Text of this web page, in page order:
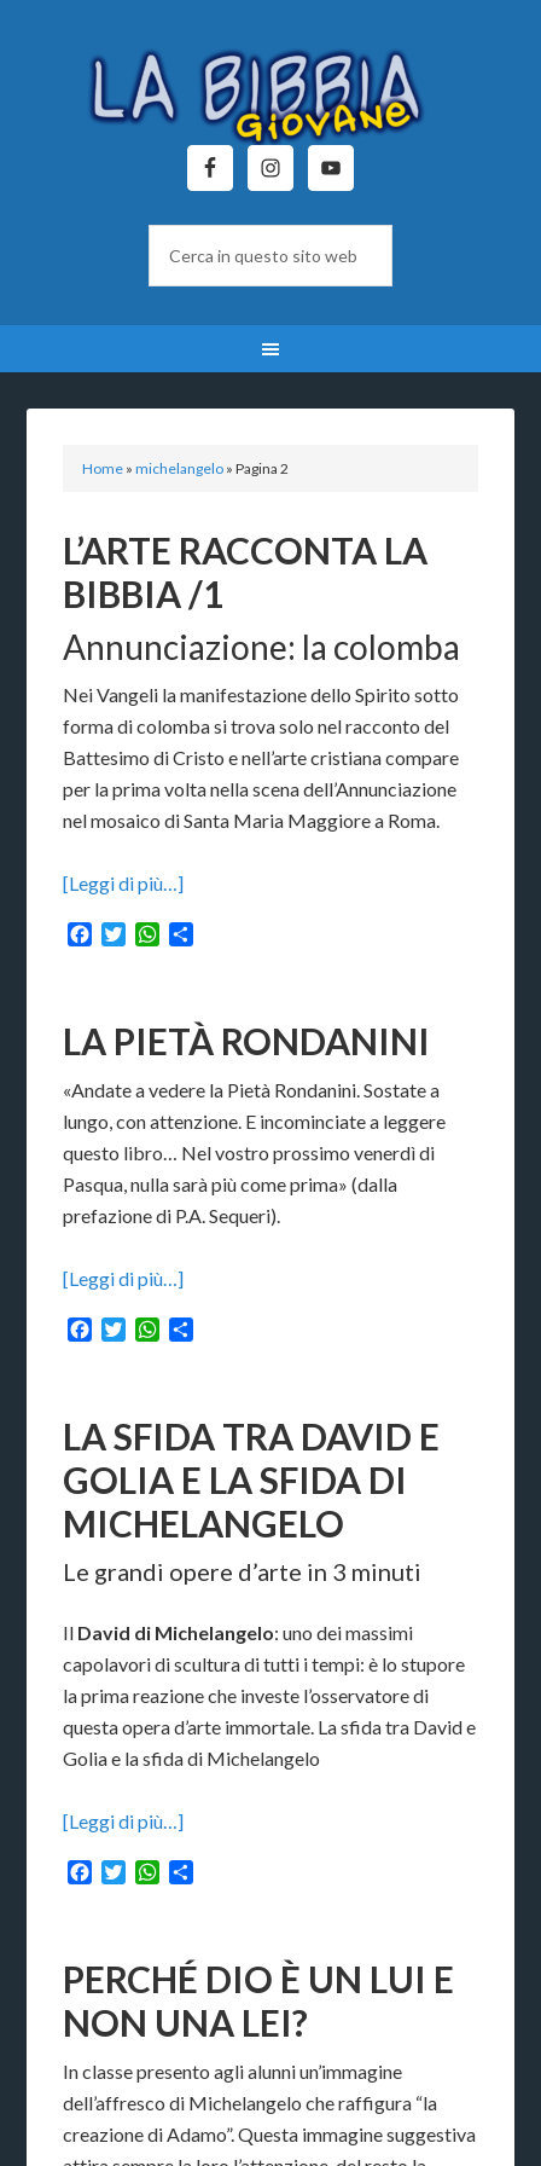
Home »michelangelo »Pagina 2
L’ARTE RACCONTA LA
BIBBIA /1
Annunciazione: la colomba
Nei Vangeli la manifestazione dello Spirito sotto
forma di colomba si trova solo nel racconto del
Battesimo di Cristo e nell’arte cristiana compare
per la prima volta nella scena dell’Annunciazione
nel mosaico di Santa Maria Maggiore a Roma.
[Leggi di più…]
Facebook
TwitterWhatsApp
LA PIETÀ RONDANINI
«Andate a vedere la Pietà Rondanini. Sostate a
lungo, con attenzione. E incominciate a leggere
questo libro… Nel vostro prossimo venerdì di
Pasqua, nulla sarà più come prima» (dalla
prefazione di P.A. Sequeri).
[Leggi di più…]
Facebook
TwitterWhatsApp
LA SFIDA TRA DAVID E
GOLIA E LA SFIDA DI
MICHELANGELO
Le grandi opere d’arte in 3 minuti
Il David di Michelangelo: uno dei massimi
capolavori di scultura di tutti i tempi: è lo stupore
la prima reazione che investe l’osservatore di
questa opera d’arte immortale. La sfida tra David e
Golia e la sfida di Michelangelo
[Leggi di più…]
Facebook
TwitterWhatsApp
PERCHÉ DIO È UN LUI E
NON UNA LEI?
In classe presento agli alunni un’immagine
dell’affresco di Michelangelo che raffigura “la
creazione di Adamo”. Questa immagine suggestiva